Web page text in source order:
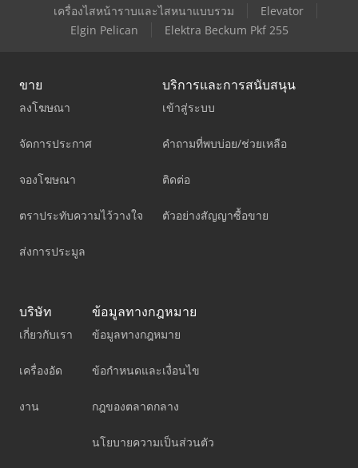
เครื่องไสหน้าราบและไสหนาแบบรวม
Elevator
Elgin Pelican
Elektra Beckum Pkf 255
ขาย
ลงโฆษณา
จัดการประกาศ
จองโฆษณา
ตราประทับความไว้วางใจ
ส่งการประมูล
บริการและการสนับสนุน
เข้าสู่ระบบ
คำถามที่พบบ่อย/ช่วยเหลือ
ติดต่อ
ตัวอย่างสัญญาซื้อขาย
บริษัท
เกี่ยวกับเรา
เครื่องอัด
งาน
ข้อมูลทางกฎหมาย
ข้อมูลทางกฎหมาย
ข้อกำหนดและเงื่อนไข
กฎของตลาดกลาง
นโยบายความเป็นส่วนตัว